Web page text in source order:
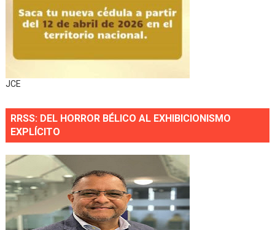
JCE
RRSS: DEL HORROR BÉLICO AL EXHIBICIONISMO
EXPLÍCITO